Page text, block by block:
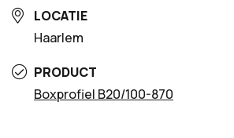
LOCATIE
Haarlem
PRODUCT
Boxprofiel B20/100-870